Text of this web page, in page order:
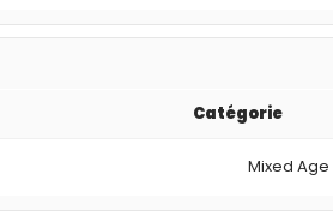
Catégorie
Mixed Age